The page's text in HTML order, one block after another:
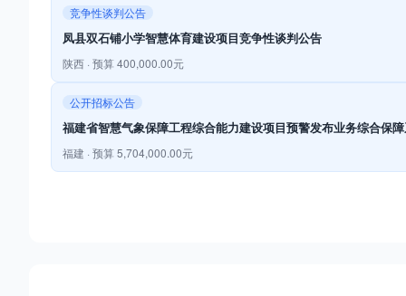
竞争性谈判公告
凤县双石铺小学智慧体育建设项目竞争性谈判公告
陕西 · 预算 400,000.00元
公开招标公告
福建省智慧气象保障工程综合能力建设项目预警发布业务综合保
福建 · 预算 5,704,000.00元